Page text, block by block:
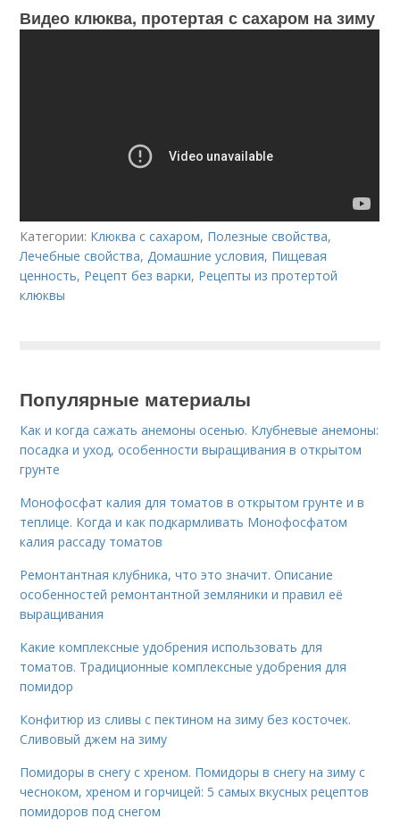
Видео клюква, протертая с сахаром на зиму
Категории: Клюква с сахаром, Полезные свойства,
Лечебные свойства,Домашние условия, Пищевая
ценность, Рецепт без варки, Рецепты из протертой
клюквы
Популярные материалы
Как и когда сажать анемоны осенью. Клубневые анемоны:
посадка и уход, особенности выращивания в открытом
грунте
Монофосфат калия для томатов в открытом грунте и в
теплице. Когда и как подкармливать Монофосфатом
калия рассаду томатов
Ремонтантная клубника, что это значит. Описание
особенностей ремонтантной земляники и правил её
выращивания
Какие комплексные удобрения использовать для
томатов. Традиционные комплексные удобрения для
помидор
Конфитюр из сливы с пектином на зиму без косточек.
Сливовый джем на зиму
Помидоры в снегу с хреном. Помидоры в снегу на зиму с
чесноком, хреном и горчицей: 5 самых вкусных рецептов
помидоров под снегом